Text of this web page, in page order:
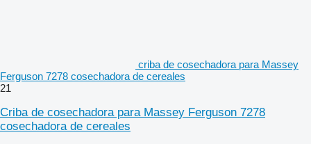
criba de cosechadora para Massey
Ferguson 7278 cosechadora de cereales
21
Criba de cosechadora para Massey Ferguson 7278
cosechadora de cereales